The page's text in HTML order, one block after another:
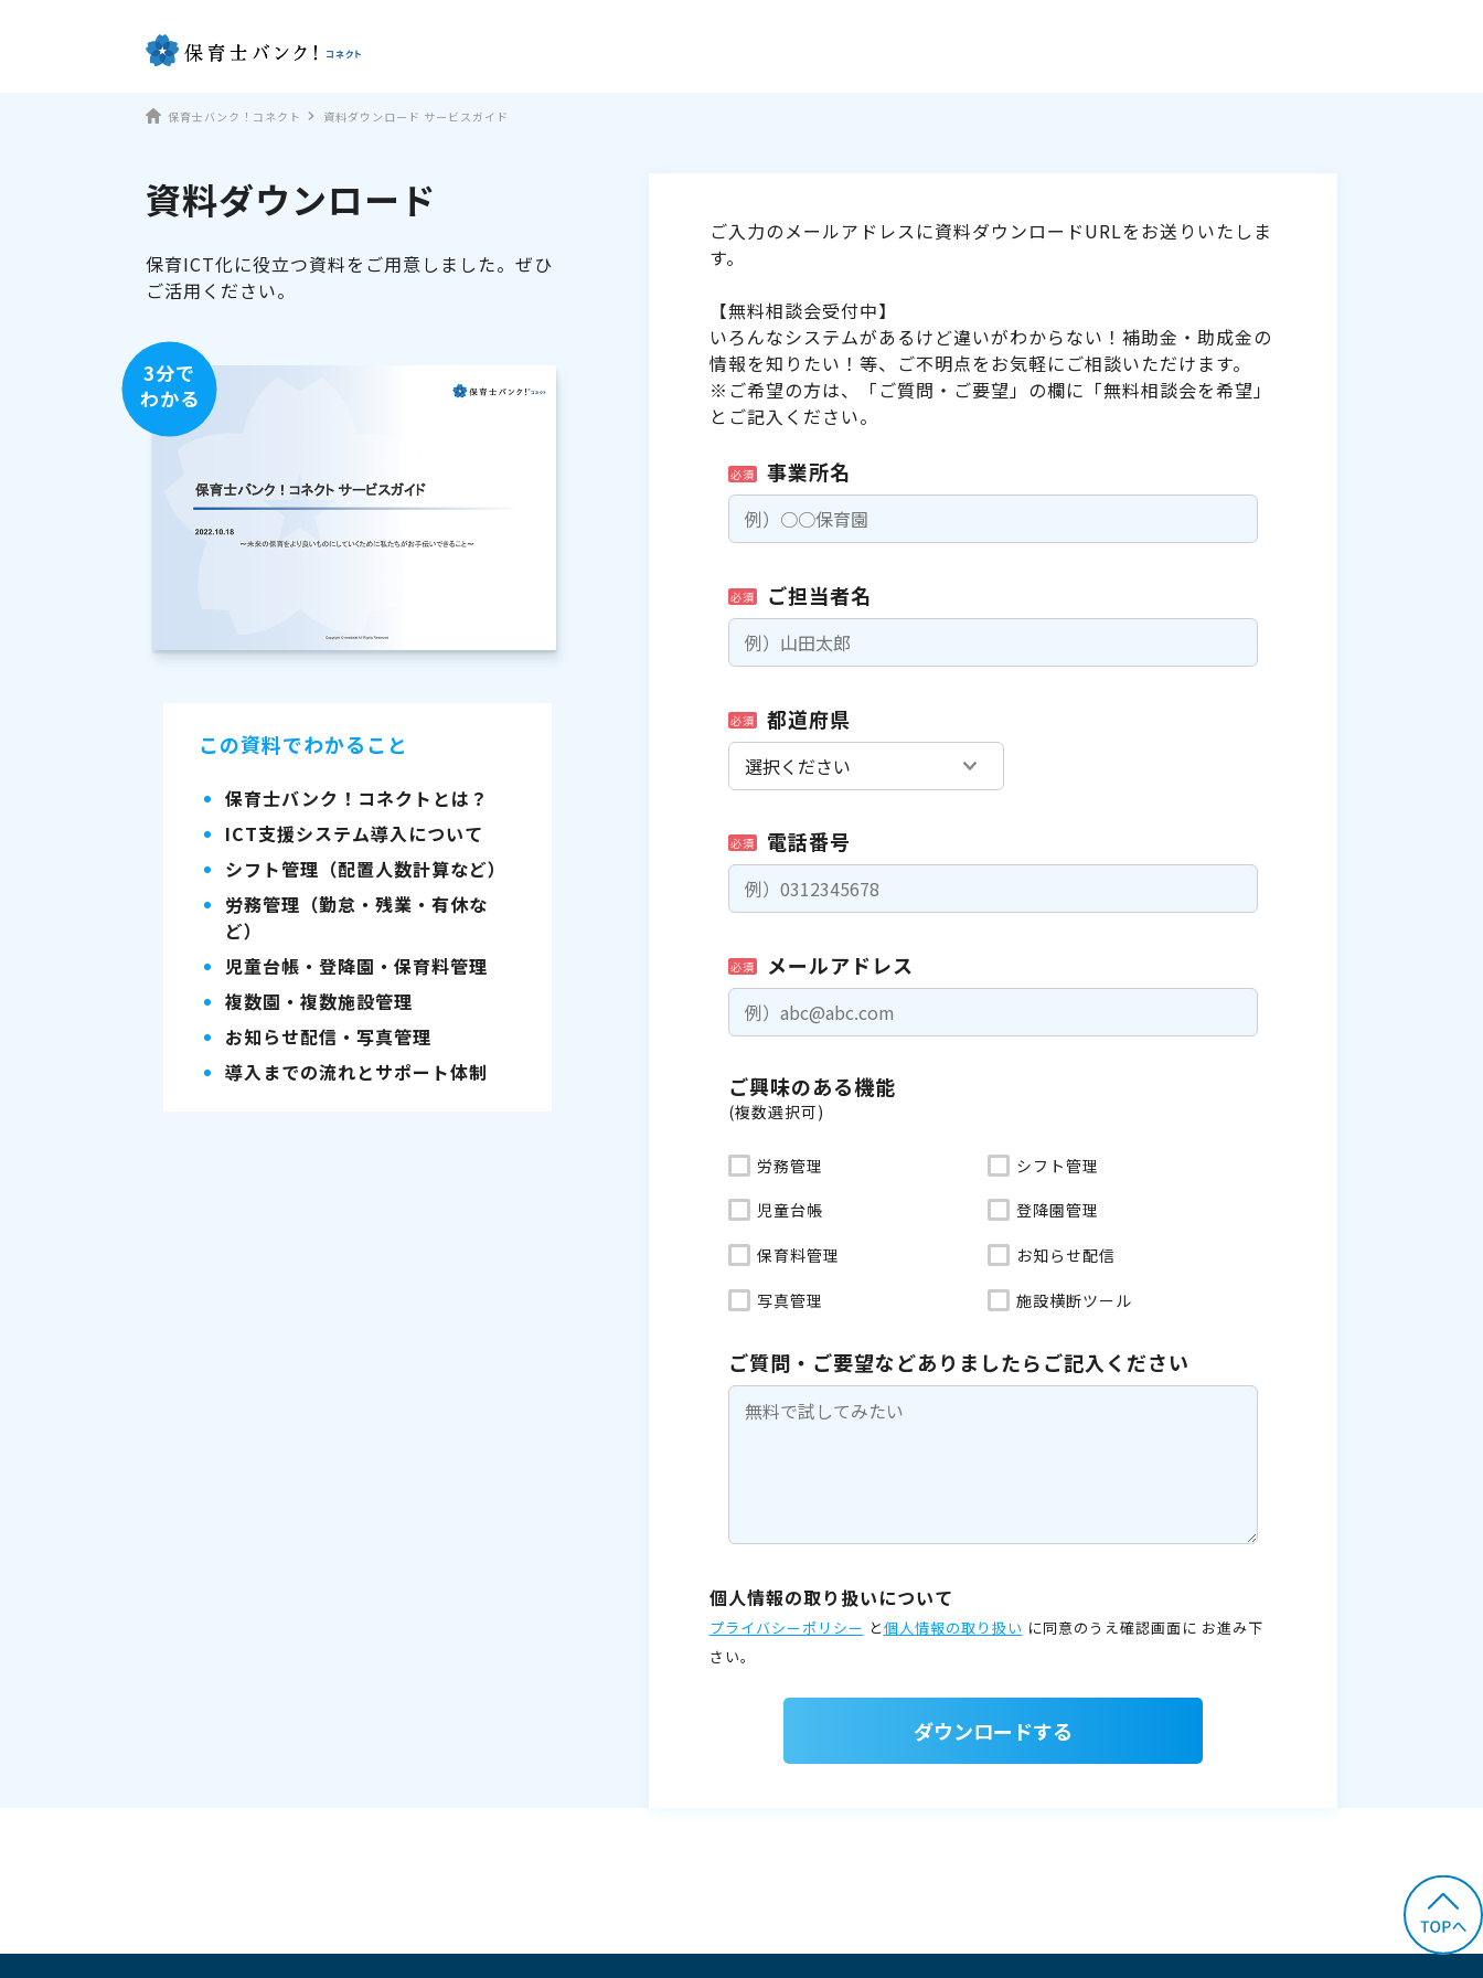
保育士バンク！コネクト 資料ダウンロード サービスガイド
資料ダウンロード
保育ICT化に役立つ資料をご用意しました。ぜひ
ご活用ください。
3分で
わかる
この資料でわかること
保育士バンク！コネクトとは？
ICT支援システム導入について
シフト管理（配置人数計算など）
労務管理（勤怠・残業・有休な
ど）
児童台帳・登降園・保育料管理
複数園・複数施設管理
お知らせ配信・写真管理
導入までの流れとサポート体制
ご入力のメールアドレスに資料ダウンロードURLをお送りいたしま
す。
【無料相談会受付中】
いろんなシステムがあるけど違いがわからない！補助金・助成金の
情報を知りたい！等、ご不明点をお気軽にご相談いただけます。
※ご希望の方は、「ご質問・ご要望」の欄に「無料相談会を希望」
とご記入ください。
必須 事業所名
必須 ご担当者名
必須 都道府県
必須 電話番号
必須 メールアドレス
ご興味のある機能
(複数選択可)
労務管理 シフト管理
児童台帳 登降園管理
保育料管理 お知らせ配信
写真管理 施設横断ツール
ご質問・ご要望などありましたらご記入ください
個人情報の取り扱いについて
プライバシーポリシー と個人情報の取り扱い に同意のうえ確認画面に お進み下
さい。
ダウンロードする